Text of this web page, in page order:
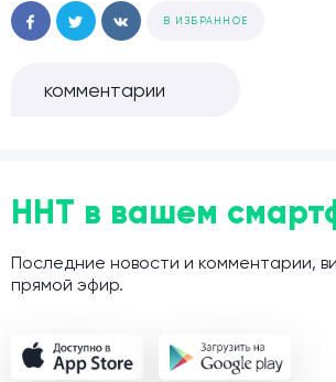
В ИЗБРАННОЕ
комментарии
ННТ в вашем
Последние новости и комментарии,
прямой эфир.